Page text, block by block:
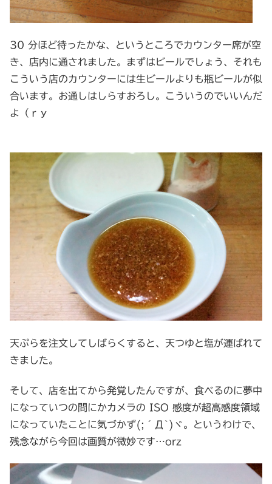
30 分ほど待ったかな、というところでカウンター席が空
き、店内に通されました。まずはビールでしょう、それも
こういう店のカウンターには生ビールよりも瓶ビールが似
合います。お通しはしらすおろし。こういうのでいいんだ
よ（ｒｙ
天ぷらを注文してしばらくすると、天つゆと塩が運ばれて
きました。
そして、店を出てから発覚したんですが、食べるのに夢中
になっていつの間にかカメラの ISO 感度が超高感度領域
になっていたことに気づかず(;´Д`)ヾ。というわけで、
残念ながら今回は画質が微妙です…orz